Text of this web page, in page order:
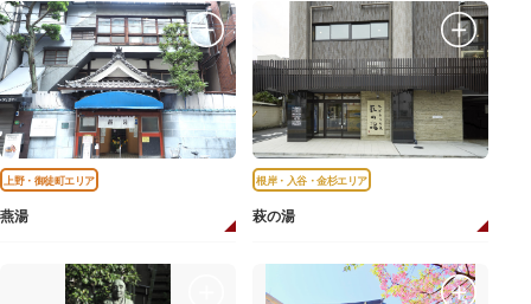
上野・御徒町エリア
燕湯
根岸・入谷・金杉エリア
萩の湯